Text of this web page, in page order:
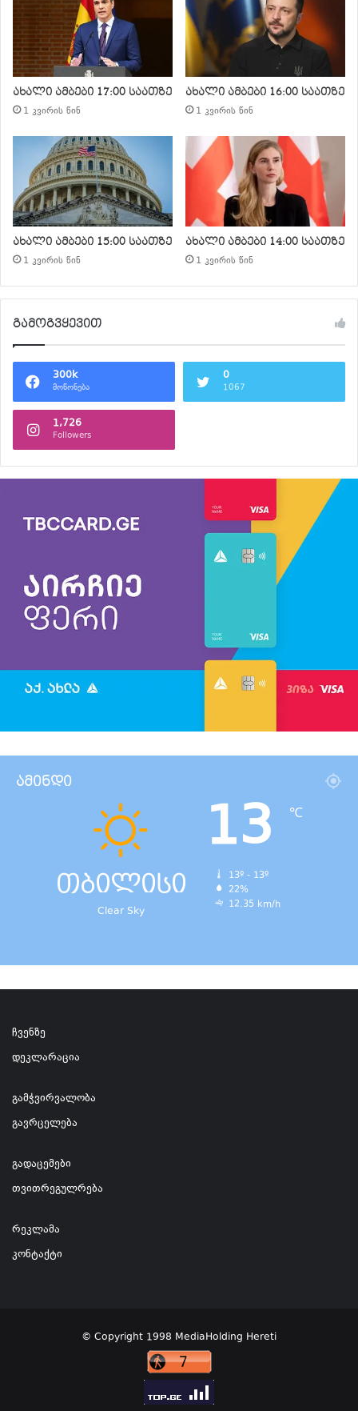
ახალი ამბები 17:00 საათზე
1 კვირის წინ
ახალი ამბები 16:00 საათზე
1 კვირის წინ
ახალი ამბები 15:00 საათზე
1 კვირის წინ
ახალი ამბები 14:00 საათზე
1 კვირის წინ
გამოგვყევით
300k
მოწონება
0
1067
1,726
Followers
ამინდი
თბილისი
Clear Sky
13 ℃
13º - 13º
22%
12.35 km/h
ჩვენზე
დეკლარაცია
გამჭვირვალობა
გავრცელება
გადაცემები
თვითრეგულრება
რეკლამა
კონტაქტი
© Copyright 1998 MediaHolding Hereti